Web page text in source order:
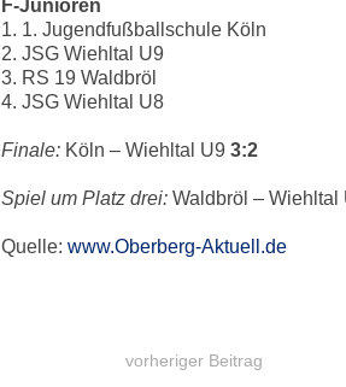
F-Junioren
1. 1. Jugendfußballschule Köln
2. JSG Wiehltal U9
3. RS 19 Waldbröl
4. JSG Wiehltal U8
Finale: Köln – Wiehltal U9 3:2
Spiel um Platz drei: Waldbröl –
Quelle: www.Oberberg-Aktuell.de
vorheriger Beitrag